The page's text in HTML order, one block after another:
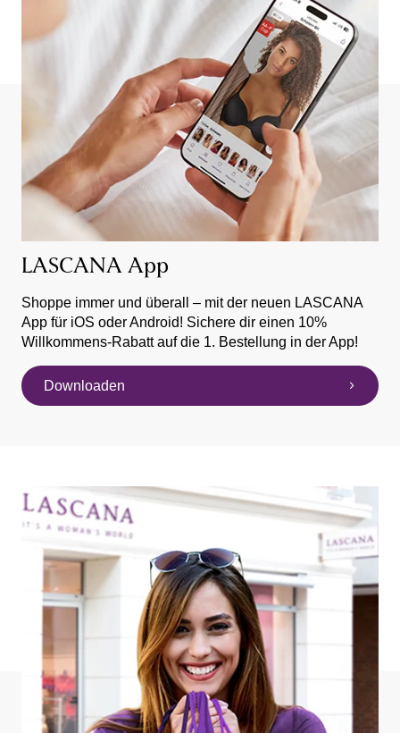
LASCANA App
Shoppe immer und überall – mit der neuen LASCANA
App für iOS oder Android! Sichere dir einen 10%
Willkommens-Rabatt auf die 1. Bestellung in der App!
Downloaden